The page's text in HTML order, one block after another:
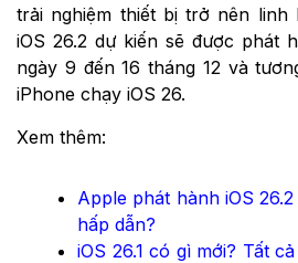
trải nghiệm thiết bị trở nên linh
iOS 26.2 dự kiến sẽ được phát
ngày 9 đến 16 tháng 12 và
iPhone chạy iOS 26.
Xem thêm:
Apple phát hành iOS
hấp dẫn?
iOS 26.1 có gì mới? Tất